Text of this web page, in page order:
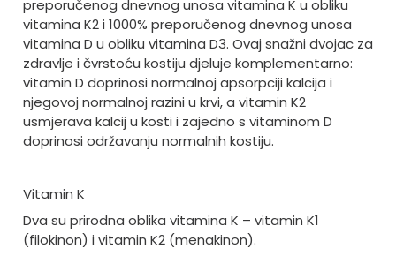
preporučenog dnevnog unosa vitamina K u obliku
vitamina K2 i 1000% preporučenog dnevnog unosa
vitamina D u obliku vitamina D3. Ovaj snažni dvojac za
zdravlje i čvrstoću kostiju djeluje komplementarno:
vitamin D doprinosi normalnoj apsorpciji kalcija i
njegovoj normalnoj razini u krvi, a vitamin K2
usmjerava kalcij u kosti i zajedno s vitaminom D
doprinosi održavanju normalnih kostiju.
Vitamin K
Dva su prirodna oblika vitamina K – vitamin K1
(filokinon) i vitamin K2 (menakinon).